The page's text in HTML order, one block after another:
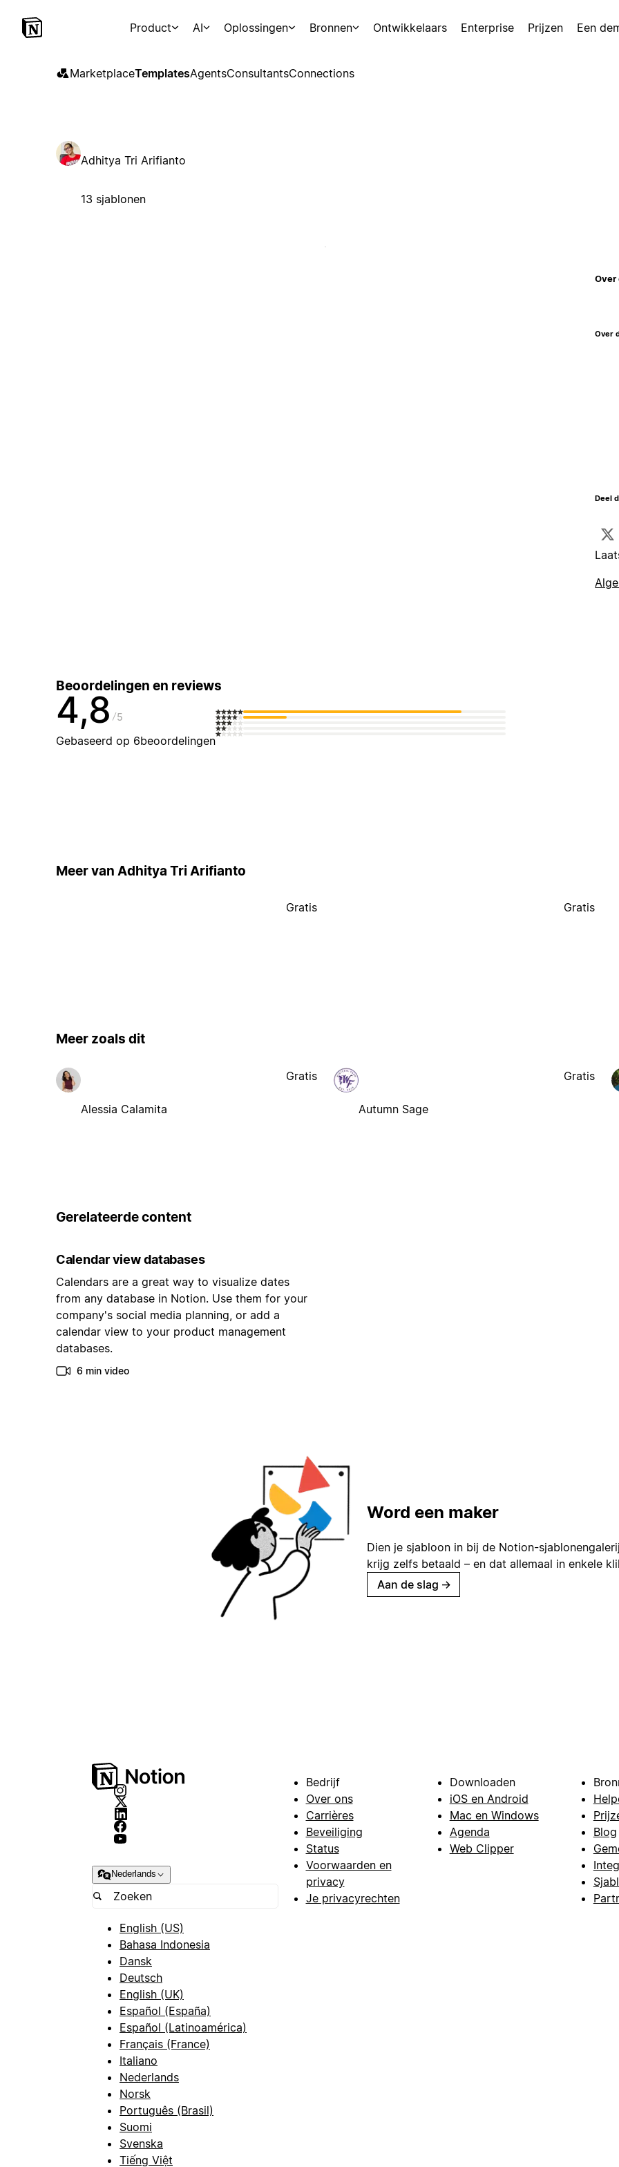
Product AI Oplossingen Bronnen Ontwikkelaars Enterprise Prijzen Een
MarketplaceTemplatesAgentsConsultantsConnections
Adhitya Tri Arifianto
13 sjablonen
Over
Over
Deel
Beoordelingen en reviews
4,8 5
Gebaseerd op 6beoordelingen
Meer van Adhitya Tri Arifianto
Gratis Gratis
Meer zoals dit
Alessia Calamita
Gratis
Autumn Sage
Gratis
Gerelateerde content
Calendar view databases
Calendars are a great way to visualize dates
from any database in Notion. Use them for your
company's social media planning, or add a
calendar view to your product management
databases.
6 min video
Word een maker
Dien je sjabloon in bij de Notion-
krijg zelfs betaald – en dat allemaal in enkele
Aan de slag →
Nederlands
English (US)
Bahasa Indonesia
Dansk
Deutsch
English (UK)
Español (España)
Español (Latinoamérica)
Français (France)
Italiano
Nederlands
Norsk
Português (Brasil)
Suomi
Svenska
Tiếng Việt
Bedrijf
Over ons
Carrières
Beveiliging
Status
Voorwaarden en
privacy
Je privacyrechten
Downloaden
iOS en Android
Mac en Windows
Agenda
Web Clipper
Blog